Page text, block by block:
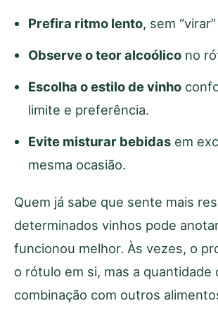
Prefira ritmo lento, sem
Observe o teor alcoólico no
Escolha o estilo de vinho
limite e preferência.
Evite misturar bebidas em
mesma ocasião.
Quem já sabe que sente mais
determinados vinhos pode
funcionou melhor. Às vezes, o
o rótulo em si, mas a quantidade
combinação com outros